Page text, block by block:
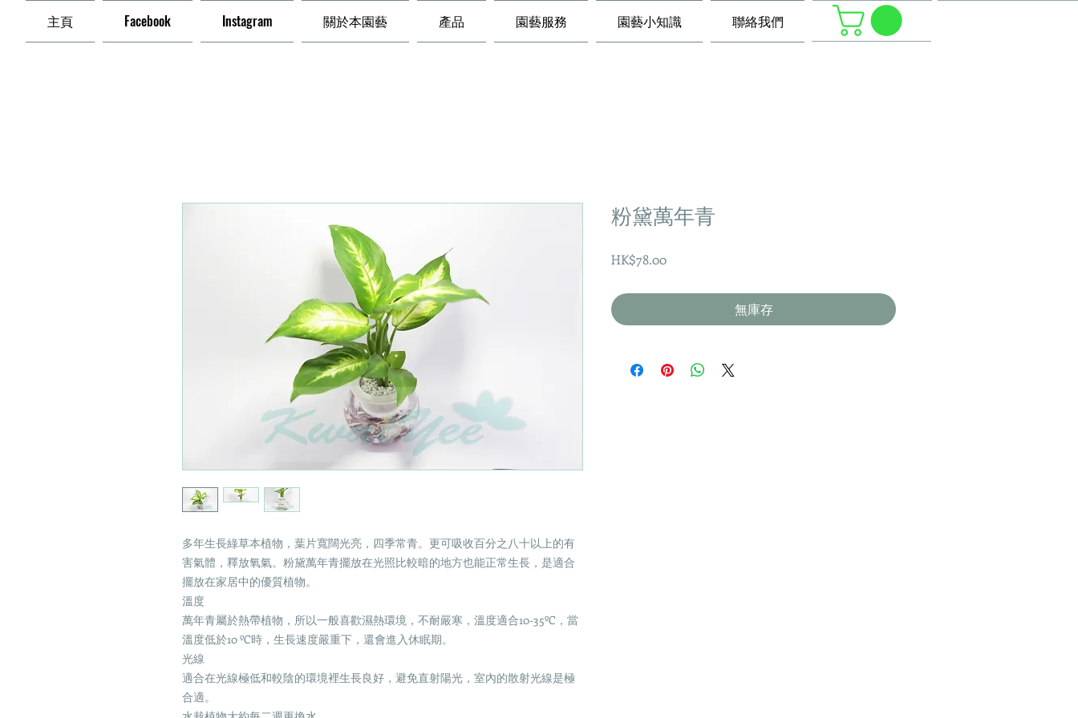
主頁 Facebook Instagram 關於本園藝 產品 園藝服務 園藝小知識 聯絡我們
多年生長綠草本植物，葉片寬闊光亮，四季常青。更可吸收百分之八十以上的有
害氣體，釋放氧氣。粉黛萬年青擺放在光照比較暗的地方也能正常生長，是適合
擺放在家居中的優質植物。
溫度
萬年青屬於熱帶植物，所以一般喜歡濕熱環境，不耐嚴寒，溫度適合10-35ºC，當
溫度低於10 ºC時，生長速度嚴重下，還會進入休眠期。
光線
適合在光線極低和較陰的環境裡生長良好，避免直射陽光，室內的散射光線是極
合適。
粉黛萬年青
HK$78.00價
無庫存